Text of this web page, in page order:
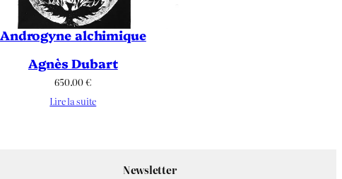
Androgyne alchimique
Agnès Dubart
650.00€
Lire la suite
Newsletter